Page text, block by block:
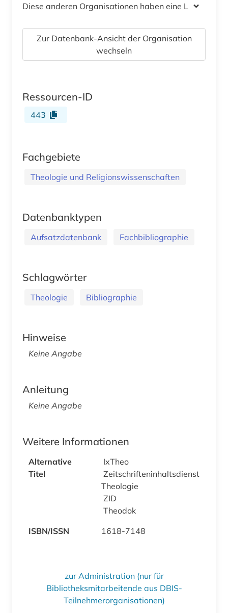
Diese anderen Organisationen haben eine Lizenz
Zur Datenbank-Ansicht der Organisation
wechseln
Ressourcen-ID
443
Fachgebiete
Theologie und Religionswissenschaften
Datenbanktypen
Aufsatzdatenbank Fachbibliographie
Schlagwörter
Theologie Bibliographie
Hinweise
Keine Angabe
Anleitung
Keine Angabe
Weitere Informationen
Alternative
Titel
IxTheo
Zeitschrifteninhaltsdienst
Theologie
ZID
Theodok
ISBN/ISSN
1618-7148
zur Administration (nur für
Bibliotheksmitarbeitende aus DBIS-
Teilnehmerorganisationen)